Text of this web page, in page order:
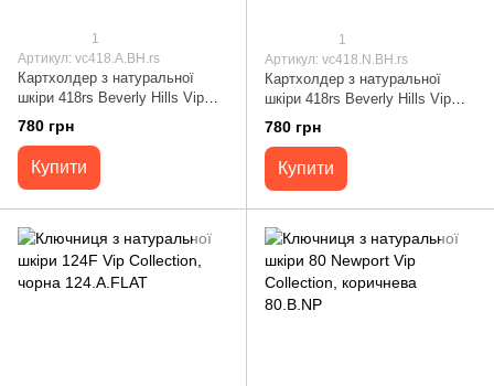
1
Артикул: vc418.A.BH.rs
Картхолдер з натуральної
шкіри 418rs Beverly Hills Vip
Collection, чорний 418.A.BH.rs
780 грн
Купити
1
Артикул: vc418.N.BH.rs
Картхолдер з натуральної
шкіри 418rs Beverly Hills Vip
Collection, синій 418.N.BH.rs
780 грн
Купити